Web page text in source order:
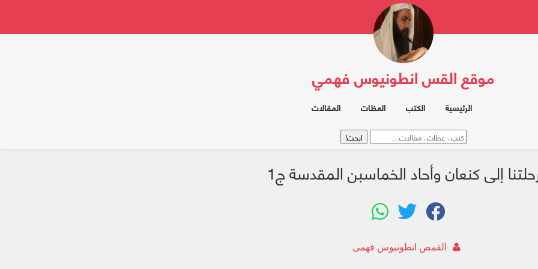
موقع القس انطونيوس فهمي
الرئيسية الكتب العظات المقالات
إلى كنعان وأحاد الخماسبن المقدسة ج1
القمص انطونيوس فهمى